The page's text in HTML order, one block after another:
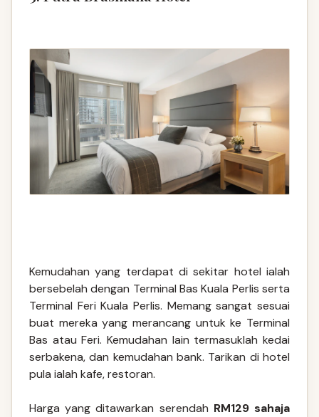
Kemudahan yang terdapat di sekitar hotel ialah
bersebelah dengan Terminal Bas Kuala Perlis serta
Terminal Feri Kuala Perlis. Memang sangat sesuai
buat mereka yang merancang untuk ke Terminal
Bas atau Feri. Kemudahan lain termasuklah kedai
serbakena, dan kemudahan bank. Tarikan di hotel
pula ialah kafe, restoran.
Harga yang ditawarkan serendah RM129 sahaja